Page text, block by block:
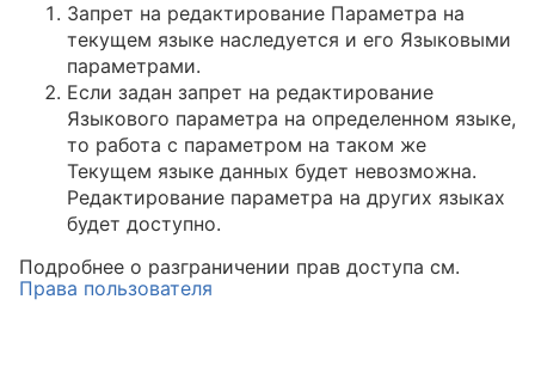
Запрет на редактирование Параметра на
текущем языке наследуется и его Языковыми
параметрами.
Если задан запрет на редактирование
Языкового параметра на определенном языке,
то работа с параметром на таком же
Текущем языке данных будет невозможна.
Редактирование параметра на других языках
будет доступно.
Подробнее о разграничении прав доступа см.
Права пользователя